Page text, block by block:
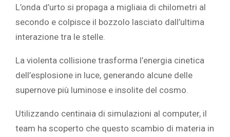
L’onda d’urto si propaga a migliaia di chilometri al
secondo e colpisce il bozzolo lasciato dall’ultima
interazione tra le stelle.
La violenta collisione trasforma l’energia cinetica
dell’esplosione in luce, generando alcune delle
supernove più luminose e insolite del cosmo.
Utilizzando centinaia di simulazioni al computer, il
team ha scoperto che questo scambio di materia in